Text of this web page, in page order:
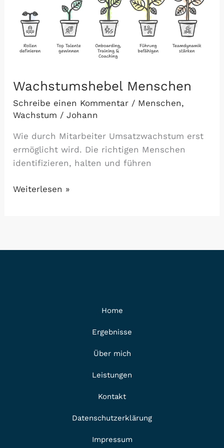
Wachstumshebel Menschen
Schreibe einen Kommentar / Menschen,
Wachstum /Johann
Wie durch Mitarbeiter Umsatzwachstum erst
ermöglicht wird. Die richtigen Menschen
identifizieren, halten und führen
Wachstumshebel
Weiterlesen »
Home
Ergebnisse
Über mich
Leistungen
Kontakt
Datenschutzerklärung
Impressum